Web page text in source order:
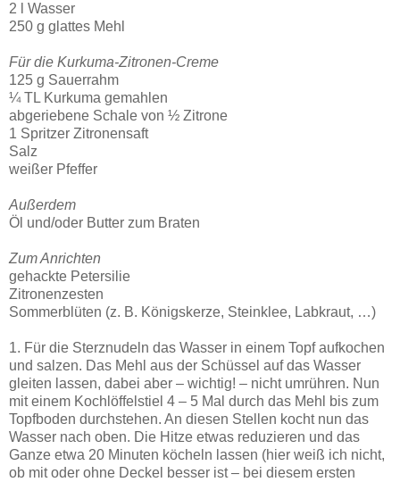
2 l Wasser
250 g glattes Mehl
Für die Kurkuma-Zitronen-Creme
125 g Sauerrahm
¼ TL Kurkuma gemahlen
abgeriebene Schale von ½ Zitrone
1 Spritzer Zitronensaft
Salz
weißer Pfeffer
Außerdem
Öl und/oder Butter zum Braten
Zum Anrichten
gehackte Petersilie
Zitronenzesten
Sommerblüten (z. B. Königskerze, Steinklee, Labkraut, …)
1. Für die Sterznudeln das Wasser in einem Topf aufkochen
und salzen. Das Mehl aus der Schüssel auf das Wasser
gleiten lassen, dabei aber – wichtig! – nicht umrühren. Nun
mit einem Kochlöffelstiel 4 – 5 Mal durch das Mehl bis zum
Topfboden durchstehen. An diesen Stellen kocht nun das
Wasser nach oben. Die Hitze etwas reduzieren und das
Ganze etwa 20 Minuten köcheln lassen (hier weiß ich nicht,
ob mit oder ohne Deckel besser ist – bei diesem ersten